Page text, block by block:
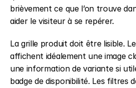
brièvement ce que l’on trouve
aider le visiteur à se repérer.
La grille produit doit être lisible.
affichent idéalement une image
une information de variante si
badge de disponibilité. Les filtres